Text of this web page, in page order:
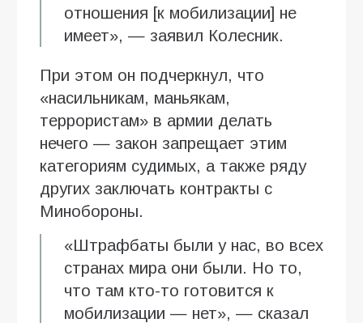
отношения [к мобилизации] не
имеет», — заявил Колесник.
При этом он подчеркнул, что
«насильникам, маньякам,
террористам» в армии делать
нечего — закон запрещает этим
категориям судимых, а также ряду
других заключать контракты с
Минобороны.
«Штрафбаты были у нас, во всех
странах мира они были. Но то,
что там кто-то готовится к
мобилизации — нет», — сказал